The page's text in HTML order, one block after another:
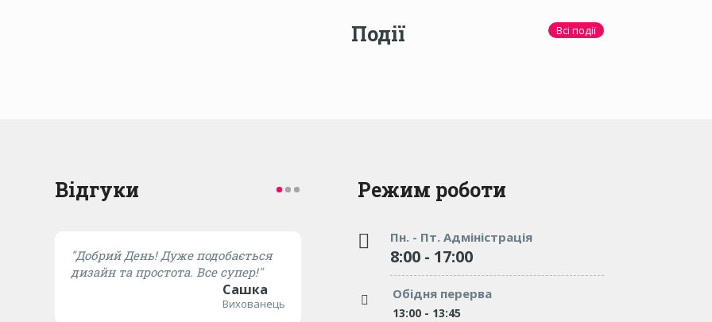
Події Всі події
Відгуки
"Добрий День! Дуже подобається
дизайн та простота. Все супер!"
Сашка
Вихованець
"We’ve tried dozens of elementary
schools, but none of them can be
compared to Burgess. Affectionate,
and caring."
Режим роботи
Пн. - Пт. Адміністрація
8:00 - 17:00
Обідня перерва
13:00 - 13:45